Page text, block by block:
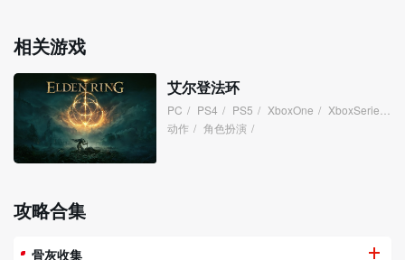
相关游戏
艾尔登法环
PC / PS4 / PS5 / XboxOne / XboxSeries
动作 / 角色扮演 /
攻略合集
骨灰收集